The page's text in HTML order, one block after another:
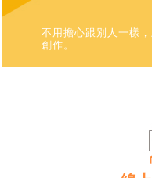
不用擔心跟別人一樣
創作。